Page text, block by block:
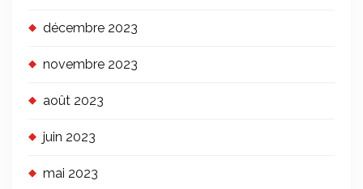
décembre 2023
novembre 2023
août 2023
juin 2023
mai 2023